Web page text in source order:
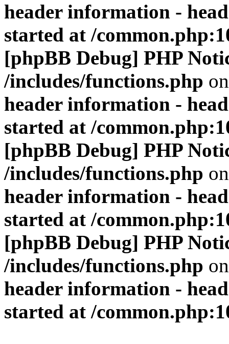
header information -
started at /
[phpBB Debug] PHP
/includes/functions.php
header information -
started at /
[phpBB Debug] PHP
/includes/functions.php
header information -
started at /
[phpBB Debug] PHP
/includes/functions.php
header information -
started at /